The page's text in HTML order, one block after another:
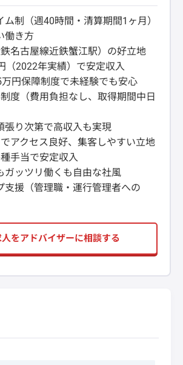
ム制（週40時間・清算期間1ヶ月）
働き方
名古屋線近鉄蟹江駅）の好立地
（2022年実績）で安定収入
円保障制度で未経験でも安心
度（費用負担なし、取得期間中日
張り次第で高収入も実現
アクセス良好、集客しやすい立地
手当で安定収入
ガッツリ働くも自由な社風
支援（管理職・運行管理者への
人をアドバイザーに相談する